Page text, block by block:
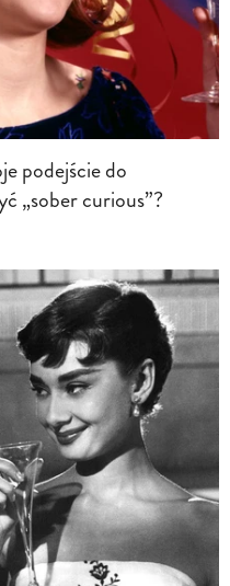
podejście do
„sober curious”?